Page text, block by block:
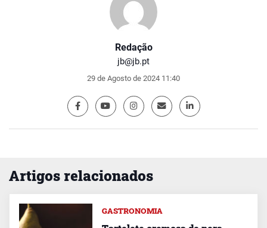
Redação
jb@jb.pt
29 de Agosto de 2024 11:40
Artigos relacionados
GASTRONOMIA